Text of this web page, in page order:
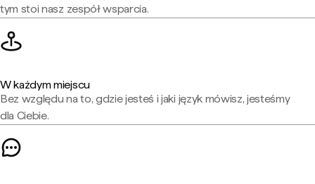
tym stoi nasz zespół wsparcia.
W każdym miejscu
Bez względu na to, gdzie jesteś i jaki język mówisz, jesteśmy
dla Ciebie.